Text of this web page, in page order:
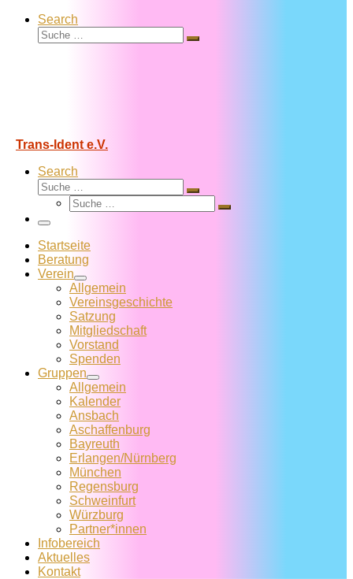
Search
Suche
Suche
Trans-Ident e.V.
Search
Suche
Suche
Suche
Suche
Menü
Startseite
Beratung
Verein
Allgemein
Vereins­geschichte
Satzung
Mitglied­schaft
Vorstand
Spenden
Gruppen
Allgemein
Kalender
Ansbach
Aschaffenburg
Bayreuth
Erlangen/Nürnberg
München
Regensburg
Schweinfurt
Würzburg
Partner*innen
Infobereich
Aktuelles
Kontakt